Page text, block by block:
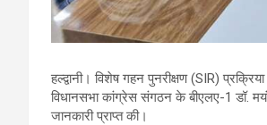
हल्द्वानी। विशेष गहन पुनरीक्षण (SIR)
विधानसभा कांग्रेस संगठन के बीएलए-1 डॉ.
जानकारी प्राप्त की।